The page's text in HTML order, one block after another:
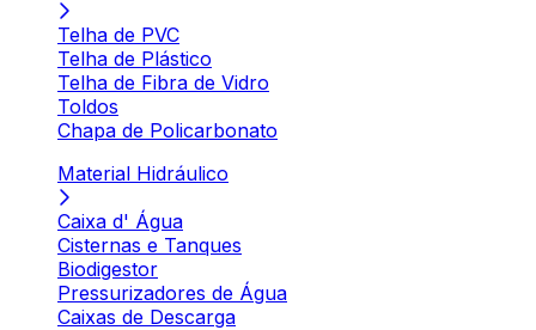
Telha de PVC
Telha de Plástico
Telha de Fibra de Vidro
Toldos
Chapa de Policarbonato
Material Hidráulico
Caixa d' Água
Cisternas e Tanques
Biodigestor
Pressurizadores de Água
Caixas de Descarga